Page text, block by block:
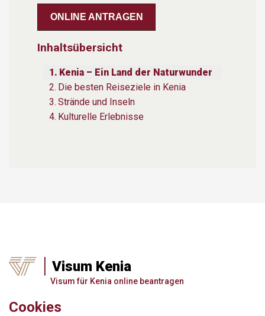
ONLINE ANTRAGEN
Inhaltsübersicht
Kenia – Ein Land der Naturwunder
Die besten Reiseziele in Kenia
Strände und Inseln
Kulturelle Erlebnisse
Visum Kenia
Visum für Kenia online beantragen
Cookies